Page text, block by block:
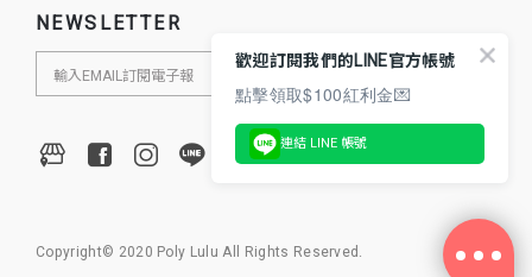
NEWSLETTER
Copyright© 2020 Poly Lulu All Rights Reserved.
歡迎訂閱我們的LINE官方帳號
點擊領取$100紅利金💌
連結 LINE 帳號